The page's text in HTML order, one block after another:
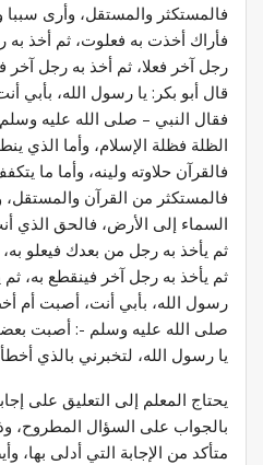
فالمستكثر والمستقل، وأرى
فأراك أخذت به فعلوت، ثم أخذ به
رجل آخر فعلا، ثم أخذ به رجل آخر
قال أبو بكر: يا رسول الله، بأبي
فقال النبي – صلى الله عليه وسلم
الظلة فظلة الإسلام، وأما الذي
فالقرآن حلاوته ولينه، وأما ما
فالمستكثر من القرآن
السماء إلى الأرض، فالحق الذي
ثم يأخذ به رجل من بعدك فيعلو
ثم يأخذ به رجل آخر فينقطع به،
رسول الله، بأبي أنت، أصبت أم
صلى الله عليه وسلم -: أصبت
يا رسول الله، لتخبرني بالذي
يحتاج المعلم إلى التعليق على
بالجواب على السؤال المطروح،
متأكد من الإجابة التي أدلى بها،